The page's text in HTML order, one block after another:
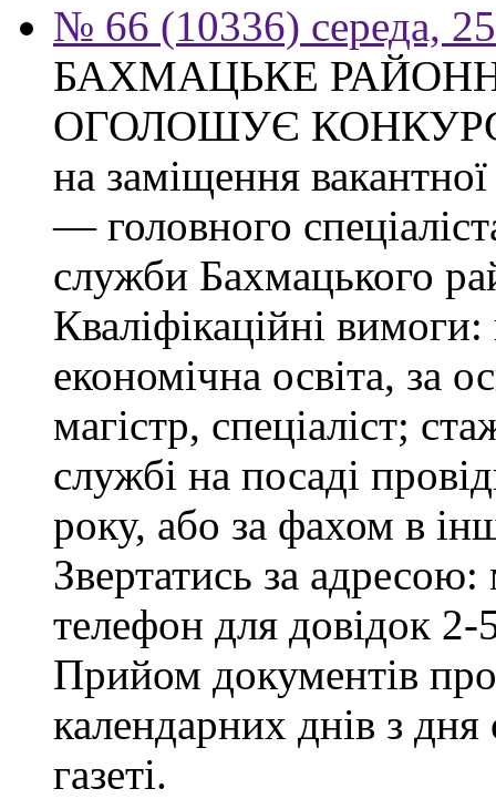
№ 66 (10336) середа,
БАХМАЦЬКЕ
ОГОЛОШУЄ
на заміщення
— головного
служби Бахмацького
Кваліфікаційні
економічна освіта, за
магістр, спеціаліст;
службі на посаді
року, або за фахом в
Звертатись за
телефон для довідок 2-
Прийом документів
календарних днів з
газеті.